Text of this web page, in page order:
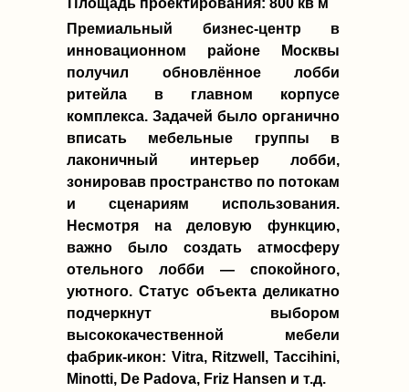
Площадь проектирования: 800 кв м
Премиальный бизнес-центр в
инновационном районе Москвы
получил обновлённое лобби
ритейла в главном корпусе
комплекса. Задачей было органично
вписать мебельные группы в
лаконичный интерьер лобби,
зонировав пространство по потокам
и сценариям использования.
Несмотря на деловую функцию,
важно было создать атмосферу
отельного лобби — спокойного,
уютного. Статус объекта деликатно
подчеркнут выбором
высококачественной мебели
фабрик-икон: Vitra, Ritzwell, Taccihini,
Minotti, De Padova, Friz Hansen и т.д.